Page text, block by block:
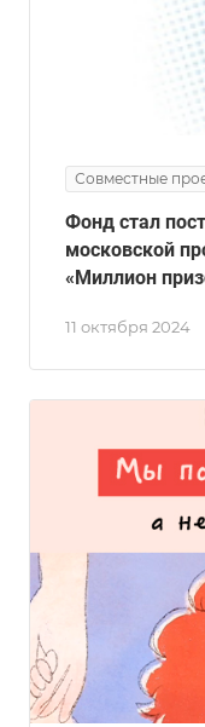
Совместные
11 октября 2024
Фонд стал
московской
«Миллион